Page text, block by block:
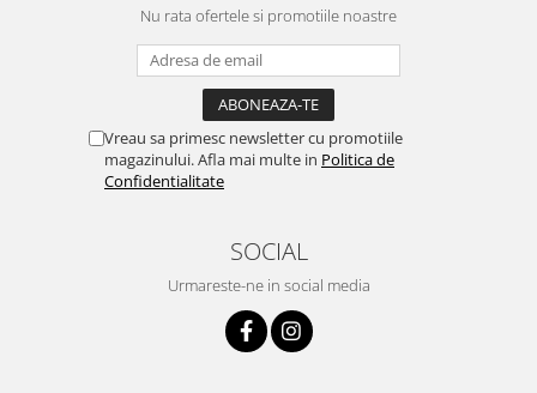
Nu rata ofertele si promotiile noastre
Vreau sa primesc newsletter cu promotiile
magazinului. Afla mai multe in Politica de
Confidentialitate
SOCIAL
Urmareste-ne in social media